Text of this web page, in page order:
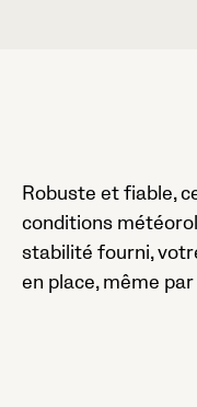
Robuste et fiable,
conditions
stabilité fourni,
en place, même